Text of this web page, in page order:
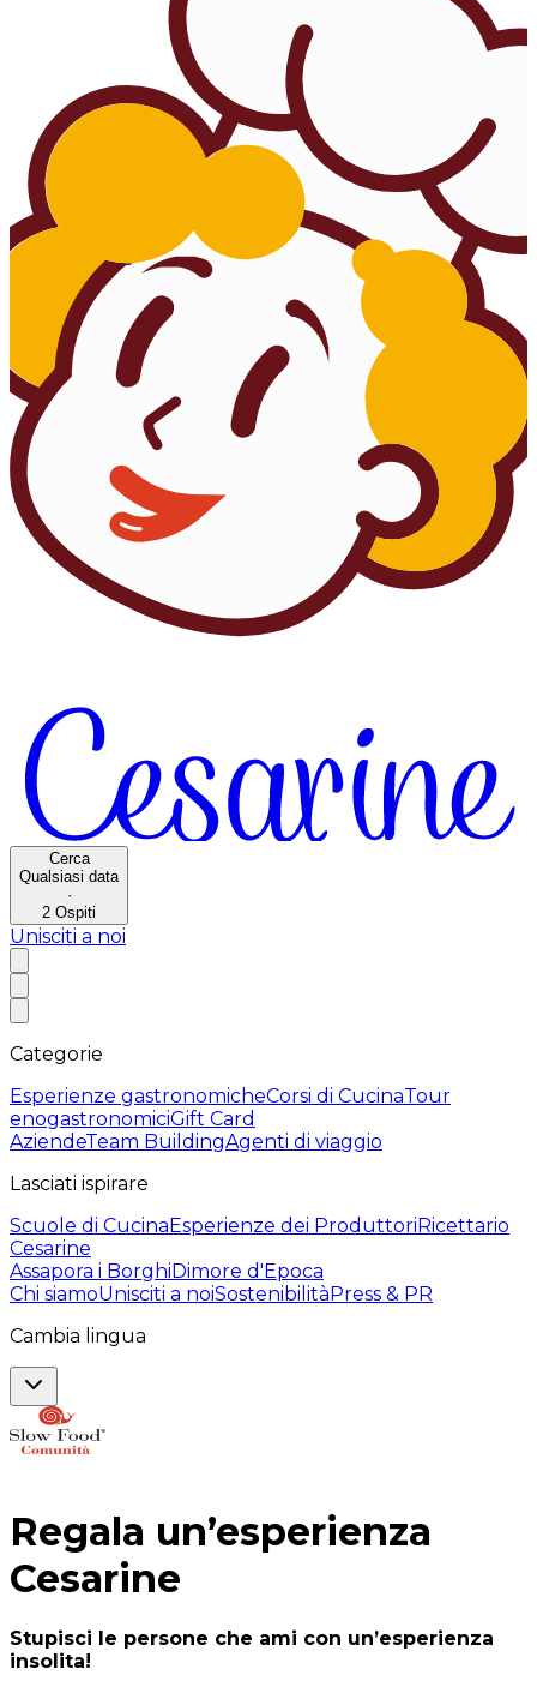
Cerca
Qualsiasi data
·
2 Ospiti
Unisciti a noi
Categorie
Esperienze gastronomicheCorsi di CucinaTour
enogastronomiciGift Card
AziendeTeam BuildingAgenti di viaggio
Lasciati ispirare
Scuole di CucinaEsperienze dei ProduttoriRicettario
Cesarine
Assapora i BorghiDimore d'Epoca
Chi siamoUnisciti a noiSostenibilitàPress & PR
Cambia lingua
Regala un’esperienza
Cesarine
Stupisci le persone che ami con un’esperienza
insolita!